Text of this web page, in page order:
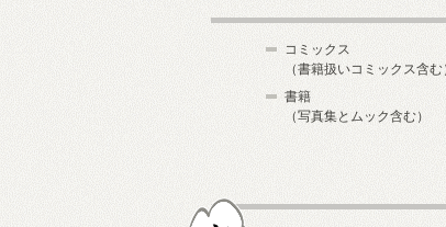
コミックス
（書籍扱いコミックス含む
書籍
（写真集とムック含む）